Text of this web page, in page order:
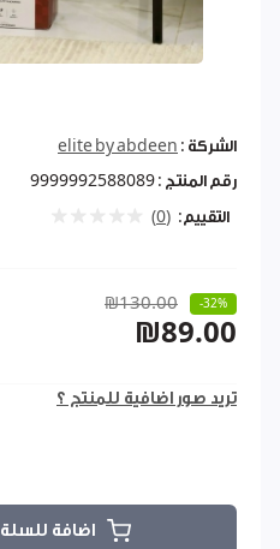
الشركة : elite by abdeen
رقم المنتج : 9999992588089
التقييم: (0)
₪130.00 -32%
₪89.00
تريد صور اضافية للمنتج ؟
اضافة للسلة